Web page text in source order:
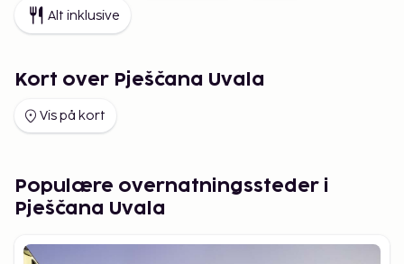
Alt inklusive
Kort over Pješčana Uvala
Vis på kort
Populære overnatningssteder i
Pješčana Uvala